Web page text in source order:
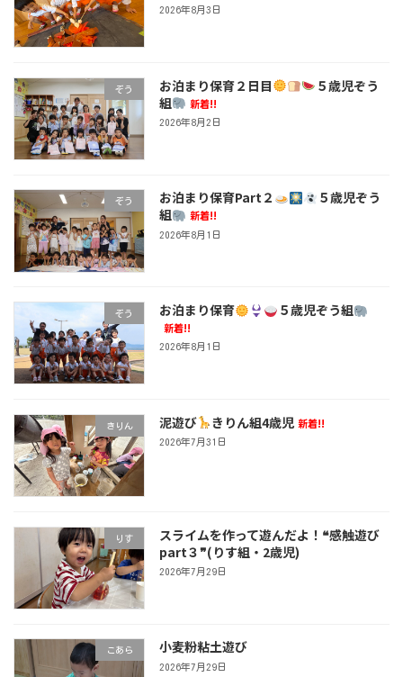
2026年8月3日
ぞう お泊まり保育２日目
５歳児ぞう
組
新着!!
2026年8月2日
ぞう お泊まり保育Part２
５歳児ぞう
組
新着!!
2026年8月1日
ぞう お泊まり保育 ５歳児ぞう組
新着!!
2026年8月1日
きりん 泥遊び きりん組4歳児 新着!!
2026年7月31日
りす
スライムを作って遊んだよ！❝感触遊び
part３❞(りす組・2歳児)
2026年7月29日
こあら 小麦粉粘土遊び
2026年7月29日